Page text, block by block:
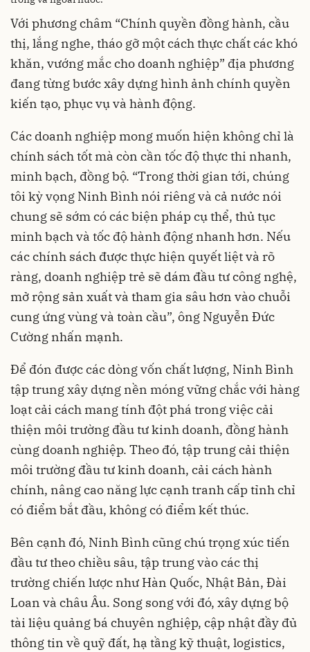
Với phương châm “Chính quyền đồng hành, cầu
thị, lắng nghe, tháo gỡ một cách thực chất các khó
khăn, vướng mắc cho doanh nghiệp” địa phương
đang từng bước xây dựng hình ảnh chính quyền
kiến tạo, phục vụ và hành động.
Các doanh nghiệp mong muốn hiện không chỉ là
chính sách tốt mà còn cần tốc độ thực thi nhanh,
minh bạch, đồng bộ. “Trong thời gian tới, chúng
tôi kỳ vọng Ninh Bình nói riêng và cả nước nói
chung sẽ sớm có các biện pháp cụ thể, thủ tục
minh bạch và tốc độ hành động nhanh hơn. Nếu
các chính sách được thực hiện quyết liệt và rõ
ràng, doanh nghiệp trẻ sẽ dám đầu tư công nghệ,
mở rộng sản xuất và tham gia sâu hơn vào chuỗi
cung ứng vùng và toàn cầu”, ông Nguyễn Đức
Cường nhấn mạnh.
Để đón được các dòng vốn chất lượng, Ninh Bình
tập trung xây dựng nền móng vững chắc với hàng
loạt cải cách mang tính đột phá trong việc cải
thiện môi trường đầu tư kinh doanh, đồng hành
cùng doanh nghiệp. Theo đó, tập trung cải thiện
môi trường đầu tư kinh doanh, cải cách hành
chính, nâng cao năng lực cạnh tranh cấp tỉnh chỉ
có điểm bắt đầu, không có điểm kết thúc.
Bên cạnh đó, Ninh Bình cũng chú trọng xúc tiến
đầu tư theo chiều sâu, tập trung vào các thị
trường chiến lược như Hàn Quốc, Nhật Bản, Đài
Loan và châu Âu. Song song với đó, xây dựng bộ
tài liệu quảng bá chuyên nghiệp, cập nhật đầy đủ
thông tin về quỹ đất, hạ tầng kỹ thuật, logistics,